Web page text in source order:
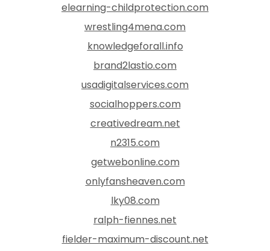
elearning-childprotection.com
wrestling4mena.com
knowledgeforall.info
brand2lastio.com
usadigitalservices.com
socialhoppers.com
creativedream.net
n2315.com
getwebonline.com
onlyfansheaven.com
lky08.com
ralph-fiennes.net
fielder-maximum-discount.net